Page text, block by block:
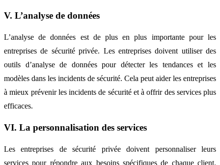
V. L’analyse de données
L’analyse de données est de plus en plus importante pour les
entreprises de sécurité privée. Les entreprises doivent utiliser des
outils d’analyse de données pour détecter les tendances et les
modèles dans les incidents de sécurité. Cela peut aider les entreprises
à mieux prévenir les incidents de sécurité et à offrir des services plus
efficaces.
VI. La personnalisation des services
Les entreprises de sécurité privée doivent personnaliser leurs
services pour répondre aux besoins spécifiques de chaque client.